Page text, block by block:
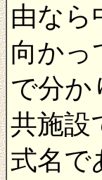
由なら
向かっ
で分か
共施設
式名で